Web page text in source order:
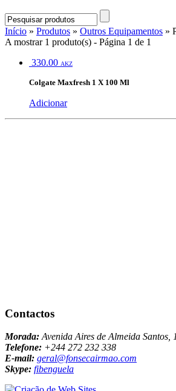
Início » Produtos » Outros Equipamentos »
A mostrar 1 produto(s) - Página 1 de 1
330.00 AKZ
Colgate Maxfresh 1 X 100 Ml
Adicionar
Contactos
Morada:Avenida Aires de Almeida Santos,
Telefone: +244 272 232 338
E-mail: geral@fonsecairmao.com
Skype: fibenguela